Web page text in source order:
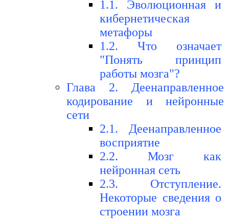
1.1. Эволюционная и
кибернетическая
метафоры
1.2. Что означает
"Понять принцип
работы мозга"?
Глава 2. Деенаправленное
кодирование и нейронные
сети
2.1. Деенаправленное
восприятие
2.2. Мозг как
нейронная сеть
2.3. Отступление.
Некоторые сведения о
строении мозга